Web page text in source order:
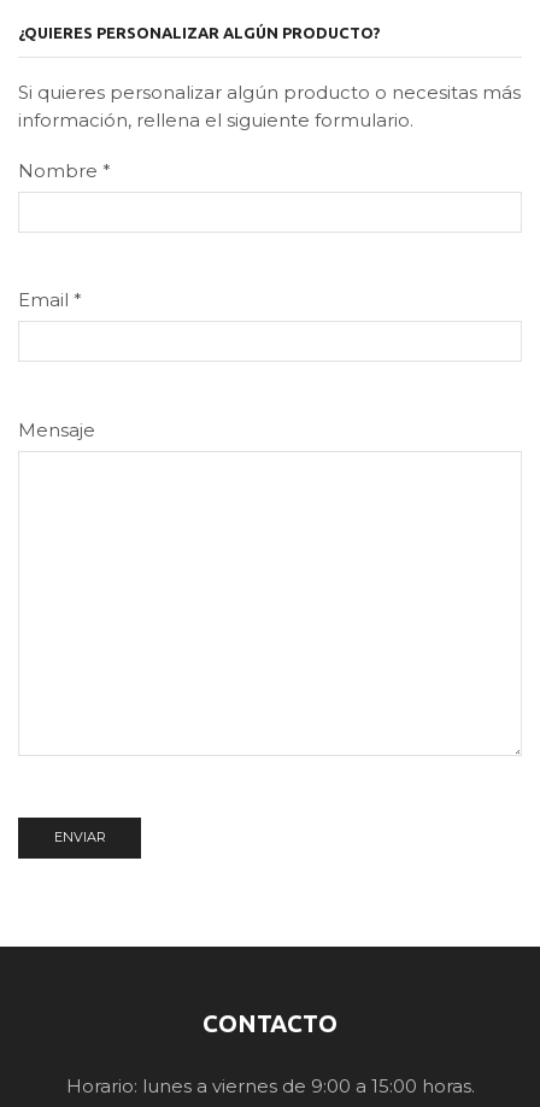
¿QUIERES PERSONALIZAR ALGÚN PRODUCTO?
Si quieres personalizar algún producto o necesitas más
información, rellena el siguiente formulario.
Nombre *
Email *
Mensaje
CONTACTO
Horario: lunes a viernes de 9:00 a 15:00 horas.